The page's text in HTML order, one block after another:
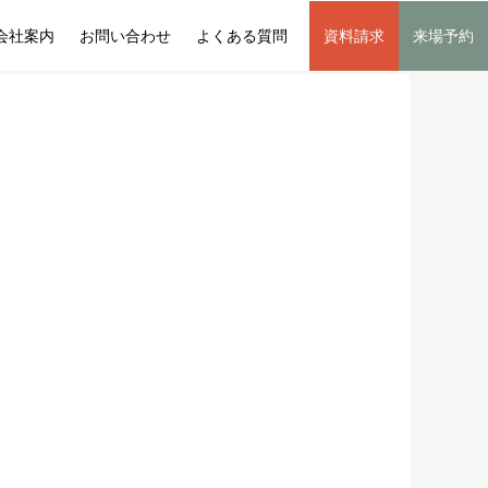
社案内 お問い合わせ よくある質問 資料請求 来場予約